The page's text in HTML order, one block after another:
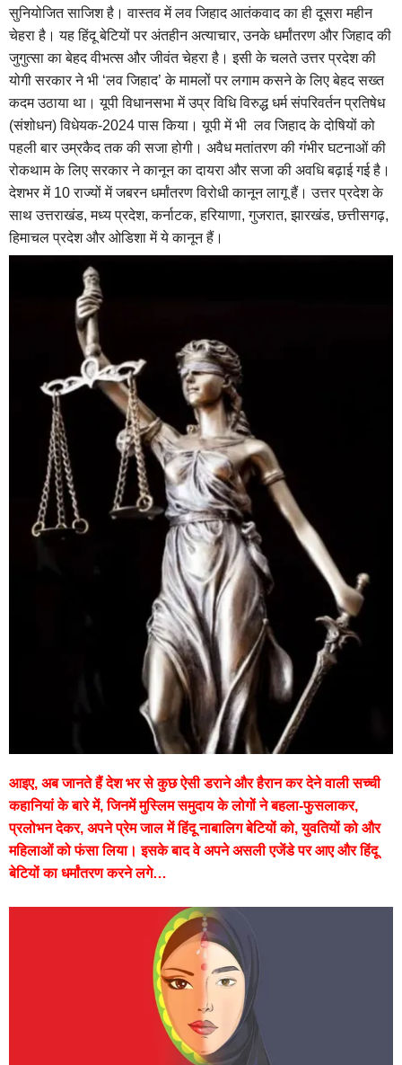
सुनियोजित साजिश है। वास्तव में लव जिहाद आतंकवाद का ही दूसरा महीन
चेहरा है। यह हिंदू बेटियों पर अंतहीन अत्याचार, उनके धर्मांतरण और जिहाद की
जुगुत्सा का बेहद वीभत्स और जीवंत चेहरा है। इसी के चलते उत्तर प्रदेश की
योगी सरकार ने भी ‘लव जिहाद’ के मामलों पर लगाम कसने के लिए बेहद सख्त
कदम उठाया था। यूपी विधानसभा में उप्र विधि विरुद्ध धर्म संपरिवर्तन प्रतिषेध
(संशोधन) विधेयक-2024 पास किया। यूपी में भी लव जिहाद के दोषियों को
पहली बार उम्रकैद तक की सजा होगी। अवैध मतांतरण की गंभीर घटनाओं की
रोकथाम के लिए सरकार ने कानून का दायरा और सजा की अवधि बढ़ाई गई है।
देशभर में 10 राज्यों में जबरन धर्मांतरण विरोधी कानून लागू हैं। उत्तर प्रदेश के
साथ उत्तराखंड, मध्य प्रदेश, कर्नाटक, हरियाणा, गुजरात, झारखंड, छत्तीसगढ़,
हिमाचल प्रदेश और ओडिशा में ये कानून हैं।
आइए, अब जानते हैं देश भर से कुछ ऐसी डराने और हैरान कर देने वाली सच्ची
कहानियां के बारे में, जिनमें मुस्लिम समुदाय के लोगों ने बहला-फुसलाकर,
प्रलोभन देकर, अपने प्रेम जाल में हिंदू नाबालिग बेटियों को, युवतियों को और
महिलाओं को फंसा लिया। इसके बाद वे अपने असली एजेंडे पर आए और हिंदू
बेटियों का धर्मांतरण करने लगे…